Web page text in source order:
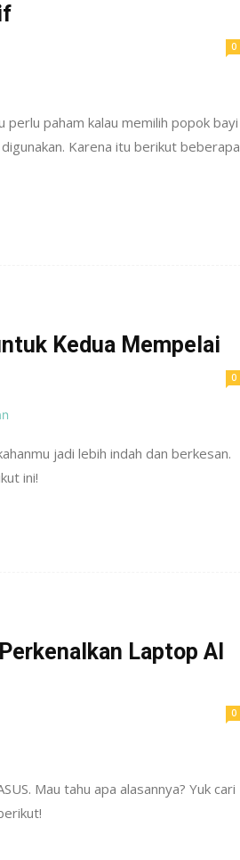
0
perlu paham kalau memilih popok bayi
Karena itu berikut beberapa
Kedua Mempelai
0
jadi lebih indah dan berkesan.
ini!
Laptop AI
0
Mau tahu apa alasannya? Yuk cari